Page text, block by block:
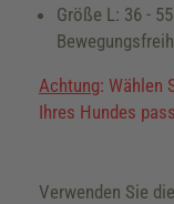
Größe L: 36 -
Achtung: Wählen
Ihres Hundes
Verwenden Sie